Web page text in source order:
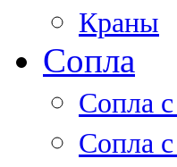
Краны
Сопла
Cопла
Сопла